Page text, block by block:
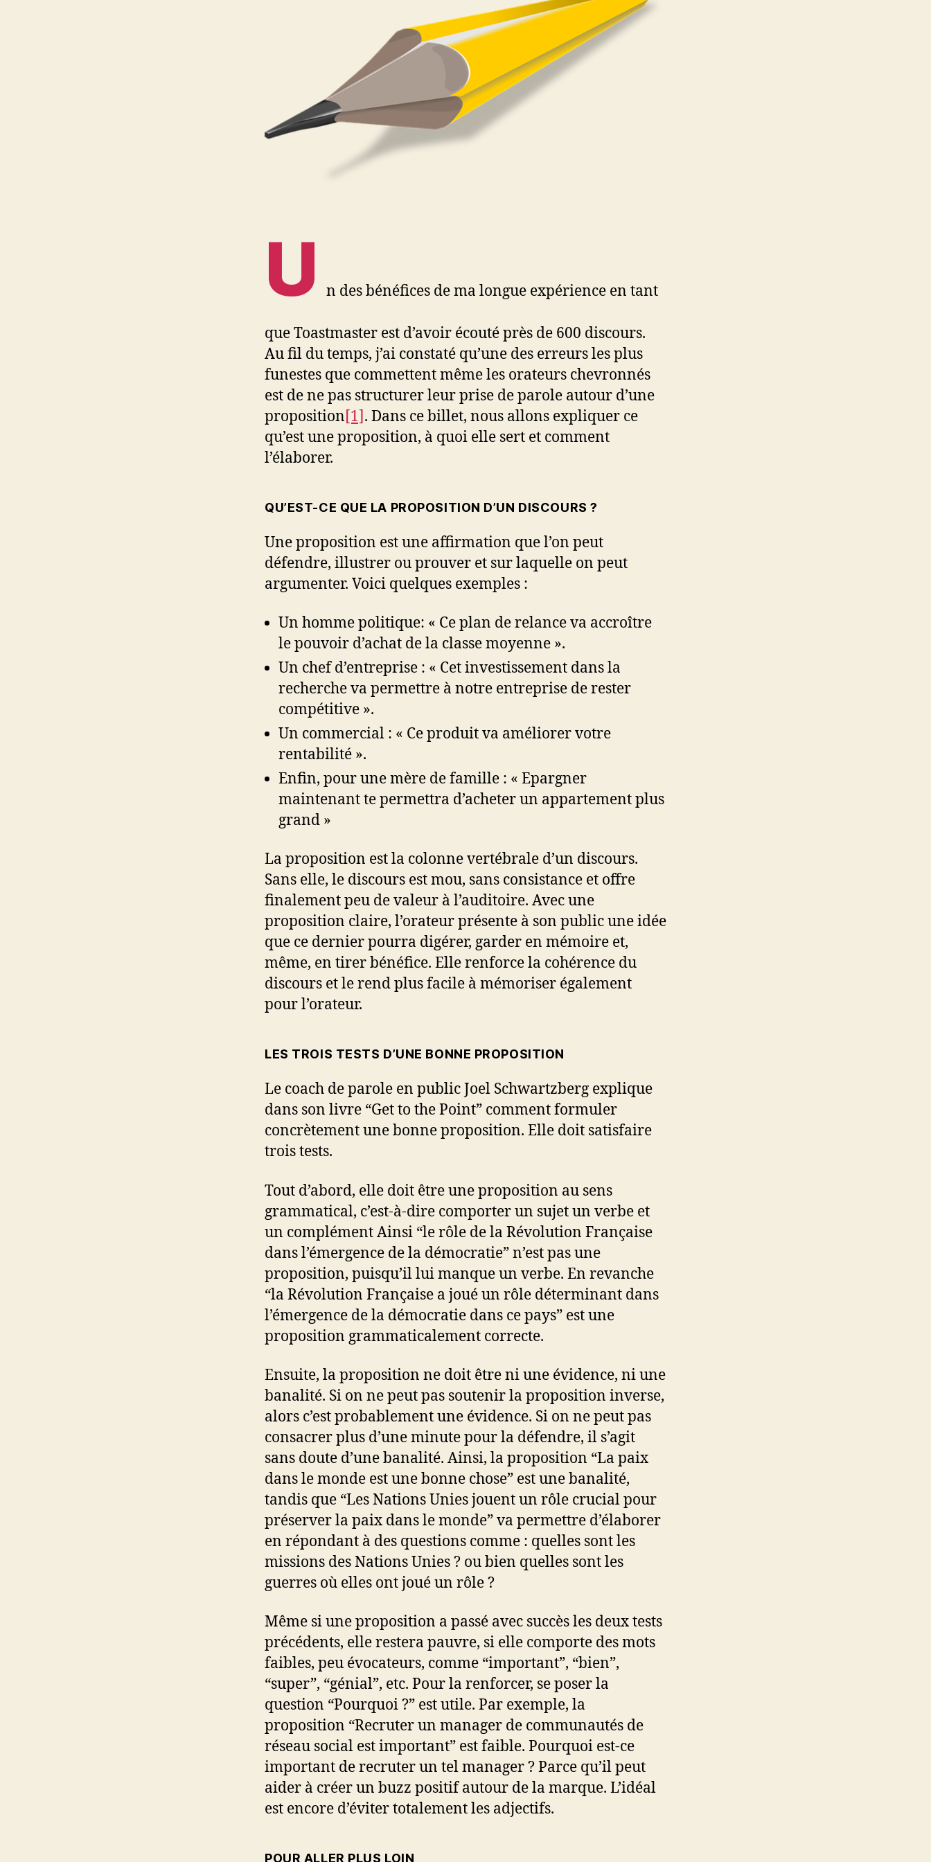
U n des bénéfices de ma longue expérience en tant
que Toastmaster est d’avoir écouté près de 600 discours.
Au fil du temps, j’ai constaté qu’une des erreurs les plus
funestes que commettent même les orateurs chevronnés
est de ne pas structurer leur prise de parole autour d’une
proposition[1]. Dans ce billet, nous allons expliquer ce
qu’est une proposition, à quoi elle sert et comment
l’élaborer.
QU’EST-CE QUE LA PROPOSITION D’UN DISCOURS ?
Une proposition est une affirmation que l’on peut
défendre, illustrer ou prouver et sur laquelle on peut
argumenter. Voici quelques exemples :
Un homme politique: « Ce plan de relance va accroître
le pouvoir d’achat de la classe moyenne ».
Un chef d’entreprise : « Cet investissement dans la
recherche va permettre à notre entreprise de rester
compétitive ».
Un commercial : « Ce produit va améliorer votre
rentabilité ».
Enfin, pour une mère de famille : « Epargner
maintenant te permettra d’acheter un appartement plus
grand »
La proposition est la colonne vertébrale d’un discours.
Sans elle, le discours est mou, sans consistance et offre
finalement peu de valeur à l’auditoire. Avec une
proposition claire, l’orateur présente à son public une idée
que ce dernier pourra digérer, garder en mémoire et,
même, en tirer bénéfice. Elle renforce la cohérence du
discours et le rend plus facile à mémoriser également
pour l’orateur.
LES TROIS TESTS D’UNE BONNE PROPOSITION
Le coach de parole en public Joel Schwartzberg explique
dans son livre “Get to the Point” comment formuler
concrètement une bonne proposition. Elle doit satisfaire
trois tests.
Tout d’abord, elle doit être une proposition au sens
grammatical, c’est-à-dire comporter un sujet un verbe et
un complément Ainsi “le rôle de la Révolution Française
dans l’émergence de la démocratie” n’est pas une
proposition, puisqu’il lui manque un verbe. En revanche
“la Révolution Française a joué un rôle déterminant dans
l’émergence de la démocratie dans ce pays” est une
proposition grammaticalement correcte.
Ensuite, la proposition ne doit être ni une évidence, ni une
banalité. Si on ne peut pas soutenir la proposition inverse,
alors c’est probablement une évidence. Si on ne peut pas
consacrer plus d’une minute pour la défendre, il s’agit
sans doute d’une banalité. Ainsi, la proposition “La paix
dans le monde est une bonne chose” est une banalité,
tandis que “Les Nations Unies jouent un rôle crucial pour
préserver la paix dans le monde” va permettre d’élaborer
en répondant à des questions comme : quelles sont les
missions des Nations Unies ? ou bien quelles sont les
guerres où elles ont joué un rôle ?
Même si une proposition a passé avec succès les deux tests
précédents, elle restera pauvre, si elle comporte des mots
faibles, peu évocateurs, comme “important”, “bien”,
“super”, “génial”, etc. Pour la renforcer, se poser la
question “Pourquoi ?” est utile. Par exemple, la
proposition “Recruter un manager de communautés de
réseau social est important” est faible. Pourquoi est-ce
important de recruter un tel manager ? Parce qu’il peut
aider à créer un buzz positif autour de la marque. L’idéal
est encore d’éviter totalement les adjectifs.
POUR ALLER PLUS LOIN